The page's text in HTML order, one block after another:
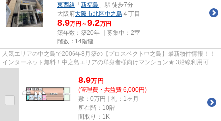
東西線 「 新福島 」駅 徒歩7分
大阪府大阪市北区中之島 ４丁目
8.9万円～9.2万円
築年数：築20年 ｜募集中： 2室
階数：14階建
人気エリアの中之島で2006年8月築の【プロスペクト中之島】最新物件情報！！
インターネット無料！中之島エリアの単身者様向けマンション★ 3沿線利用可能
8.9万円
(管理費・共益費 6,000円)
敷：0万円｜礼：1ヶ月
所在階：10階
間取り：1K